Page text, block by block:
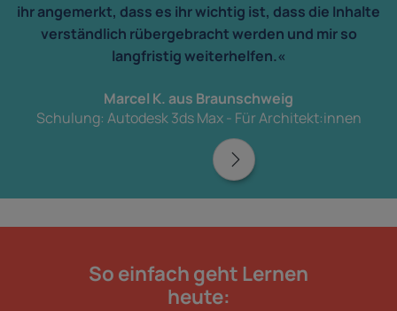
ihr angemerkt, dass es ihr wichtig ist, dass die Inhalte
verständlich rübergebracht werden und mir so
langfristig weiterhelfen.«
Marcel K. aus Braunschweig
Schulung: Autodesk 3ds Max - Für Architekt:innen
So einfach geht Lernen
heute: